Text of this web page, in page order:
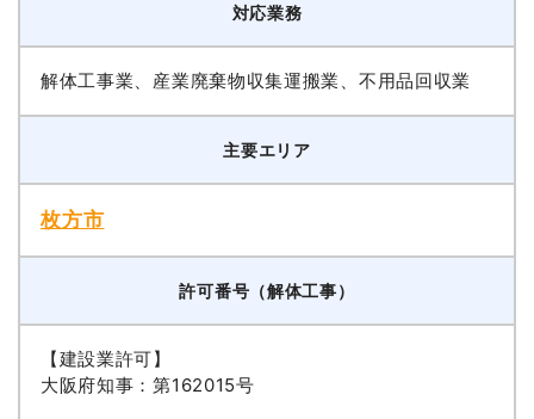
対応業務
解体工事業、産業廃棄物収集運搬業、不用品回収業
主要エリア
枚方市
許可番号（解体工事）
【建設業許可】
大阪府知事：第162015号